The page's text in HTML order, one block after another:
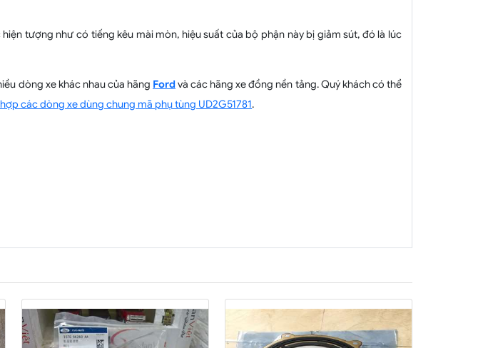
tượng như có tiếng kêu mài mòn, hiệu suất của bộ phận này bị giảm sút, đó là lúc
dòng xe khác nhau của hãng Ford và các hãng xe đồng nền tảng. Quý khách có thể
các dòng xe dùng chung mã phụ tùng UD2G51781.